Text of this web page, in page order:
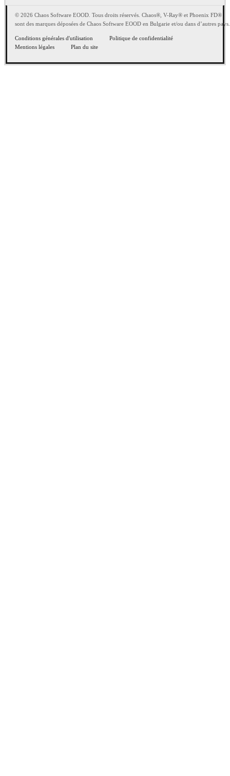
© 2026 Chaos Software EOOD. Tous droits réservés. Chaos®, V-Ray® et Phoenix FD®
sont des marques déposées de Chaos Software EOOD en Bulgarie et/ou dans d’autres pays.
Conditions générales d'utilisation
Politique de confidentialité
Mentions légales
Plan du site